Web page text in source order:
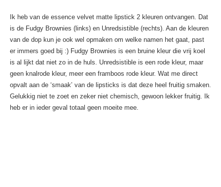
Ik heb van de essence velvet matte lipstick 2 kleuren ontvangen. Dat
is de Fudgy Brownies (links) en Unredsistible (rechts). Aan de kleuren
van de dop kun je ook wel opmaken om welke namen het gaat, past
er immers goed bij :) Fudgy Brownies is een bruine kleur die vrij koel
is al lijkt dat niet zo in de huls. Unredsistible is een rode kleur, maar
geen knalrode kleur, meer een framboos rode kleur. Wat me direct
opvalt aan de ‘smaak’ van de lipsticks is dat deze heel fruitig smaken.
Gelukkig niet te zoet en zeker niet chemisch, gewoon lekker fruitig. Ik
heb er in ieder geval totaal geen moeite mee.